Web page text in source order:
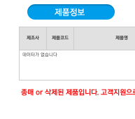
제조사 제품코드 제품명
데이터가 없습니다
종매 or 삭제된 제품입니다. 고객지원